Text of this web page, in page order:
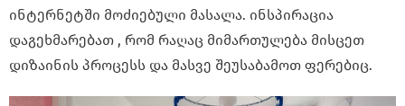
ინტერნეტში მოძიებული მასალა. ინსპირაცია
დაგეხმარებათ , რომ რაღაც მიმართულება მისცეთ
დიზაინის პროცესს და მასვე შეუსაბამოთ ფერებიც.